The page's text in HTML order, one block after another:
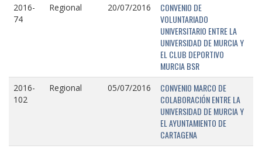
2016-
74
Regional 20/07/2016
CONVENIO DE
VOLUNTARIADO
UNIVERSITARIO ENTRE LA
UNIVERSIDAD DE MURCIA Y
EL CLUB DEPORTIVO
MURCIA BSR
2016-
102
Regional 05/07/2016
CONVENIO MARCO DE
COLABORACIÓN ENTRE LA
UNIVERSIDAD DE MURCIA Y
EL AYUNTAMIENTO DE
CARTAGENA